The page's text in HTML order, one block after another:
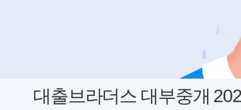
대출브라더스 대부중개